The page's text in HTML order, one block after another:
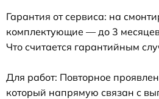
Гарантия от сервиса: на
комплектующие — до 3
Что считается гарантийным
Для работ: Повторное
который напрямую связан с